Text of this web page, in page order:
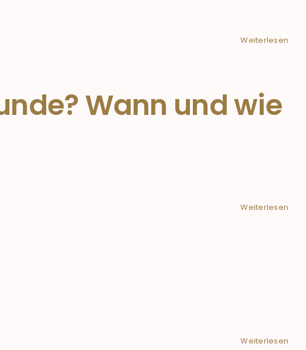
Weiterlesen
Wann und wie
Weiterlesen
Weiterlesen